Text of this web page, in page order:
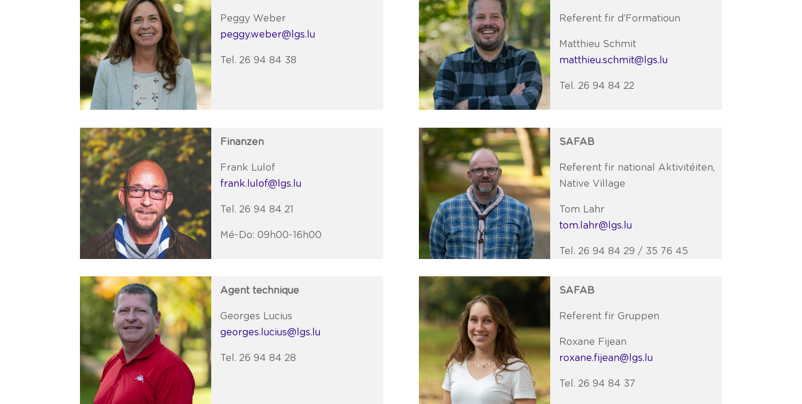
Peggy Weber
peggy.weber@lgs.lu
Tel. 26 94 84 38
Finanzen
Frank Lulof
frank.lulof@lgs.lu
Tel. 26 94 84 21
Mé-Do: 09h00-16h00
Agent technique
Georges Lucius
georges.lucius@lgs.lu
Tel. 26 94 84 28
Referent fir d’Formatioun
Matthieu Schmit
matthieu.schmit@lgs.lu
Tel. 26 94 84 22
SAFAB
Referent fir national Aktivitéiten,
Native Village
Tom Lahr
tom.lahr@lgs.lu
Tel. 26 94 84 29 / 35 76 45
SAFAB
Referent fir Gruppen
Roxane Fijean
roxane.fijean@lgs.lu
Tel. 26 94 84 37